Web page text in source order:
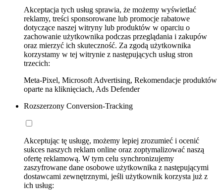
Akceptacja tych usług sprawia, że możemy wyświetlać
reklamy, treści sponsorowane lub promocje rabatowe
dotyczące naszej witryny lub produktów w oparciu o
zachowanie użytkownika podczas przeglądania i zakupów
oraz mierzyć ich skuteczność. Za zgodą użytkownika
korzystamy w tej witrynie z następujących usług stron
trzecich:
Meta-Pixel, Microsoft Advertising, Rekomendacje produktów
oparte na kliknięciach, Ads Defender
Rozszerzony Conversion-Tracking
Akceptując tę usługę, możemy lepiej zrozumieć i ocenić
sukces naszych reklam online oraz zoptymalizować naszą
ofertę reklamową. W tym celu synchronizujemy
zaszyfrowane dane osobowe użytkownika z następującymi
dostawcami zewnętrznymi, jeśli użytkownik korzysta już z
ich usług: